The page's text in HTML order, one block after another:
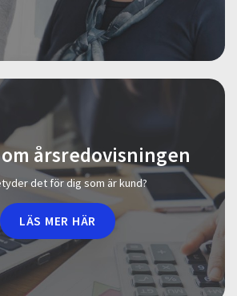
årsredovisningen
det för dig som är kund?
LÄS MER HÄR